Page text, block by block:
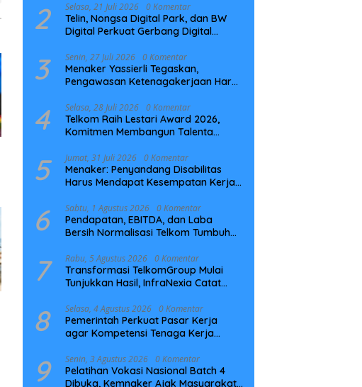
2 Selasa, 21 Juli 2026 0 Komentar
Telin, Nongsa Digital Park, dan BW
Digital Perkuat Gerbang Digital
NCC
3 Senin, 27 Juli 2026 0 Komentar
Menaker Yassierli Tegaskan,
Pengawasan Ketenagakerjaan Harus
4 Selasa, 28 Juli 2026 0 Komentar
Telkom Raih Lestari Award 2026,
Komitmen Membangun Talenta
5 Jumat, 31 Juli 2026 0 Komentar
Menaker: Penyandang Disabilitas
Harus Mendapat Kesempatan Kerja
6 Sabtu, 1 Agustus 2026 0 Komentar
Pendapatan, EBITDA, dan Laba
Bersih Normalisasi Telkom Tumbuh
7 Rabu, 5 Agustus 2026 0 Komentar
Transformasi TelkomGroup Mulai
Tunjukkan Hasil, InfraNexia Catat
Digital Nasional
8 Selasa, 4 Agustus 2026 0 Komentar
Pemerintah Perkuat Pasar Kerja
agar Kompetensi Tenaga Kerja
9 Senin, 3 Agustus 2026 0 Komentar
Pelatihan Vokasi Nasional Batch 4
Dibuka, Kemnaker Ajak Masyarakat